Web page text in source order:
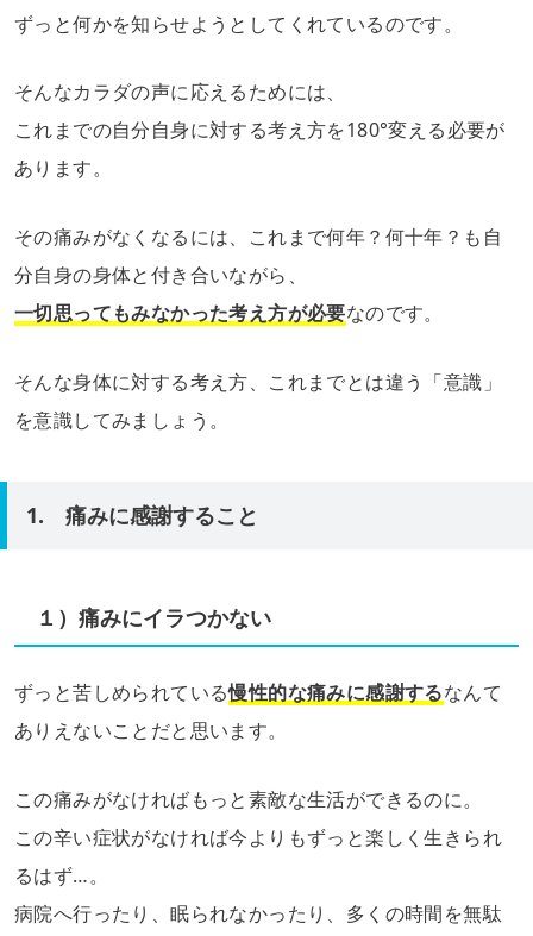
ずっと何かを知らせようとしてくれているのです。
そんなカラダの声に応えるためには、
これまでの自分自身に対する考え方を180°変える必要が
あります。
その痛みがなくなるには、これまで何年？何十年？も自
分自身の身体と付き合いながら、
一切思ってもみなかった考え方が必要なのです。
そんな身体に対する考え方、これまでとは違う「意識」
を意識してみましょう。
1. 痛みに感謝すること
１）痛みにイラつかない
ずっと苦しめられている慢性的な痛みに感謝するなんて
ありえないことだと思います。
この痛みがなければもっと素敵な生活ができるのに。
この辛い症状がなければ今よりもずっと楽しく生きられ
るはず…。
病院へ行ったり、眠られなかったり、多くの時間を無駄